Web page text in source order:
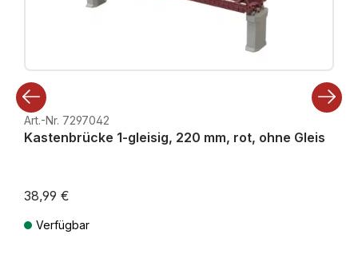
Art.-Nr. 7297042
Kastenbrücke 1-gleisig, 220 mm, rot, ohne Gleis
38,99 €
Verfügbar